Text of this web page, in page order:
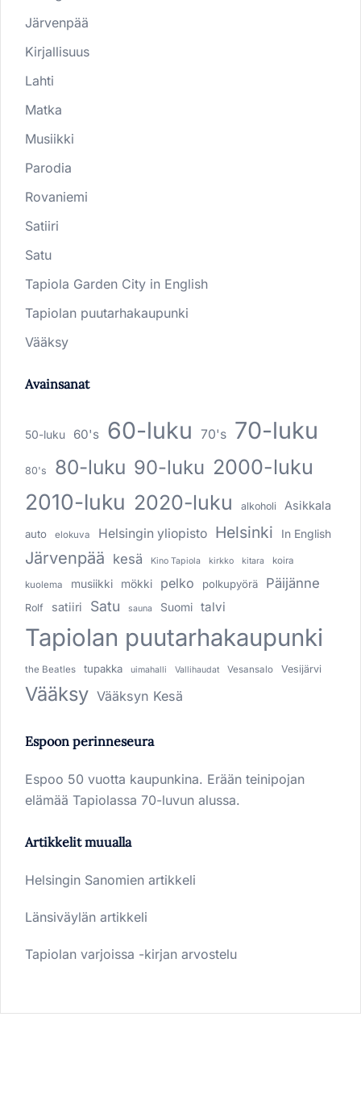
Järvenpää
Kirjallisuus
Lahti
Matka
Musiikki
Parodia
Rovaniemi
Satiiri
Satu
Tapiola Garden City in English
Tapiolan puutarhakaupunki
Vääksy
Avainsanat
50-luku 60's 60-luku 70's 70-luku
80's 80-luku 90-luku 2000-luku
2010-luku 2020-luku alkoholi Asikkala
auto elokuva Helsingin yliopisto Helsinki In English
Järvenpää kesä Kino Tapiola kirkko kitara koira
kuolema musiikki mökki pelko polkupyörä Päijänne
Rolf satiiri Satu sauna Suomi talvi
Tapiolan puutarhakaupunki
the Beatles tupakka uimahalli Vallihaudat Vesansalo Vesijärvi
Vääksy Vääksyn Kesä
Espoon perinneseura
Espoo 50 vuotta kaupunkina. Erään teinipojan
elämää Tapiolassa 70-luvun alussa.
Artikkelit muualla
Helsingin Sanomien artikkeli
Länsiväylän artikkeli
Tapiolan varjoissa -kirjan arvostelu